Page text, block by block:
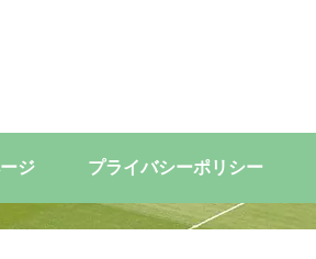
ジ プライバシーポリシー